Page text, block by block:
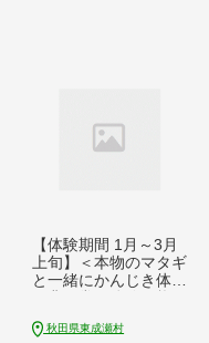
【体験期間 1月～3月
上旬】＜本物のマタギ
と一緒にかんじき体験
ゆうパケット＞ 秋田
秋田県東成瀬村